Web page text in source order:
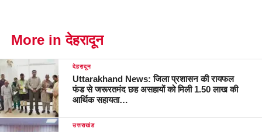
More in देहरादून
देहरादून
Uttarakhand News: जिला प्रशासन की रायफल
फंड से जरूरतमंद छह असहायों को मिली 1.50 लाख की
आर्थिक सहायता…
उत्तराखंड